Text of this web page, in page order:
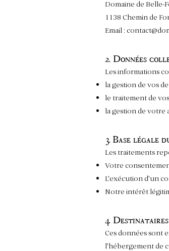
Domaine de Belle-
1138 Chemin de
Email :
2. Données
Les informations
la gestion de vos
le traitement de
la gestion de votre
3. Base légale
Les traitements
Votre
L'exécution d'un
Notre intérêt
4. Destinataires
Ces données sont
l'hébergement de